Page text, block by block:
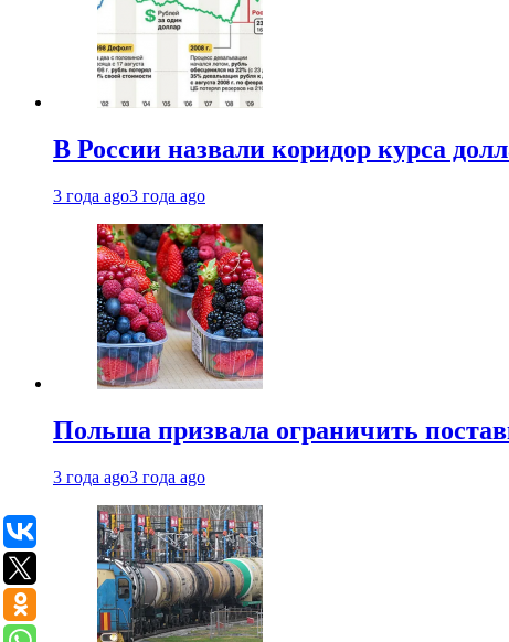
В России назвали коридор курса
3 года ago3 года ago
Польша призвала ограничить
3 года ago3 года ago